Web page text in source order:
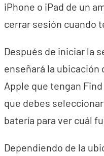
iPhone o iPad de un
cerrar sesión cuando
Después de iniciar la
enseñará la
Apple que tengan
que debes
batería para ver cuál
Dependiendo de la